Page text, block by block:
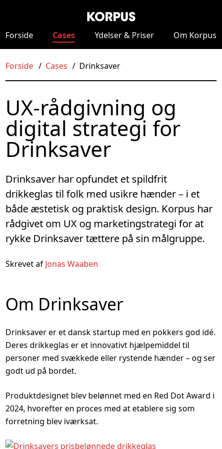
Forside Cases Ydelser& Priser Om Korpus
Forside Cases Drinksaver
UX-rådgivning og
digital strategi for
Drinksaver
Drinksaver har opfundet et spildfrit
drikkeglas til folk med usikre hænder – i et
både æstetisk og praktisk design. Korpus har
rådgivet om UX og marketingstrategi for at
rykke Drinksaver tættere på sin målgruppe.
Skrevet af Jonas Waaben
Om Drinksaver
Drinksaver er et dansk startup med en pokkers god idé.
Deres drikkeglas er et innovativt hjælpemiddel til
personer med svækkede eller rystende hænder – og ser
godt ud på bordet.
Produktdesignet blev belønnet med en Red Dot Award i
2024, hvorefter en proces med at etablere sig som
forretning blev iværksat.